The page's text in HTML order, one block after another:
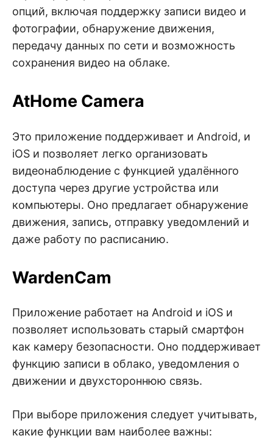
опций, включая поддержку записи видео и
фотографии, обнаружение движения,
передачу данных по сети и возможность
сохранения видео на облаке.
AtHome Camera
Это приложение поддерживает и Android, и
iOS и позволяет легко организовать
видеонаблюдение с функцией удалённого
доступа через другие устройства или
компьютеры. Оно предлагает обнаружение
движения, запись, отправку уведомлений и
даже работу по расписанию.
WardenCam
Приложение работает на Android и iOS и
позволяет использовать старый смартфон
как камеру безопасности. Оно поддерживает
функцию записи в облако, уведомления о
движении и двухстороннюю связь.
При выборе приложения следует учитывать,
какие функции вам наиболее важны: